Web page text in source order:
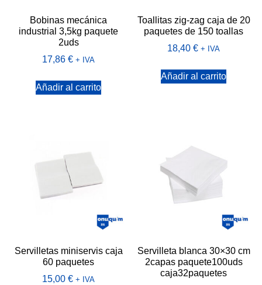
Bobinas mecánica
industrial 3,5kg paquete
2uds
17,86 € + IVA
Añadir al carrito
Toallitas zig-zag caja de 20
paquetes de 150 toallas
18,40 € + IVA
Añadir al carrito
Servilletas miniservis caja
60 paquetes
15,00 € + IVA
Servilleta blanca 30×30 cm
2capas paquete100uds
caja32paquetes